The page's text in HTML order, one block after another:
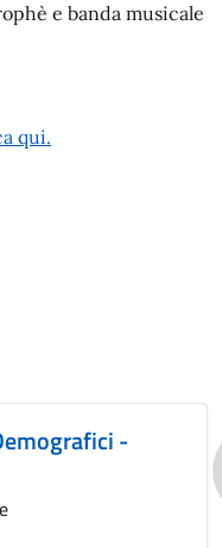
e banda musicale
qui.
-